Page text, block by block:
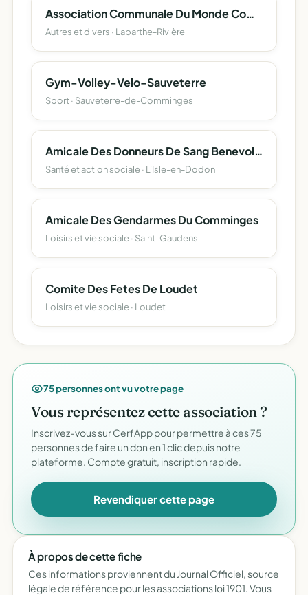
Association Communale Du Monde Combattant De Labarthe Riviere
Autres et divers · Labarthe-Rivière
Gym-Volley-Velo-Sauveterre
Sport · Sauveterre-de-Comminges
Amicale Des Donneurs De Sang Benevoles Du Canton De L'isle-En-Dodon
Santé et action sociale · L'Isle-en-Dodon
Amicale Des Gendarmes Du Comminges
Loisirs et vie sociale · Saint-Gaudens
Comite Des Fetes De Loudet
Loisirs et vie sociale · Loudet
75 personnes ont vu votre page
Vous représentez cette association ?
Inscrivez-vous sur CerfApp pour permettre à ces 75
personnes de faire un don en 1 clic depuis notre
plateforme. Compte gratuit, inscription rapide.
Revendiquer cette page
À propos de cette fiche
Ces informations proviennent du Journal Officiel, source
légale de référence pour les associations loi 1901. Vous